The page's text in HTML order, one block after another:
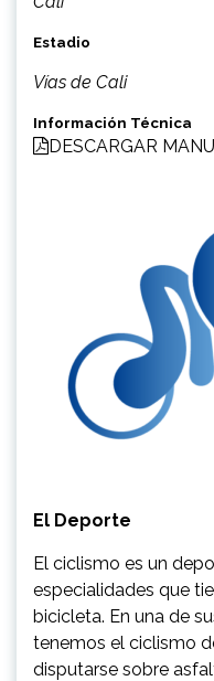
Estadio
Vías de Cali
Información Técnica
DESCARGAR
El Deporte
El ciclismo es un
especialidades que
bicicleta. En una de
tenemos el ciclismo
disputarse sobre